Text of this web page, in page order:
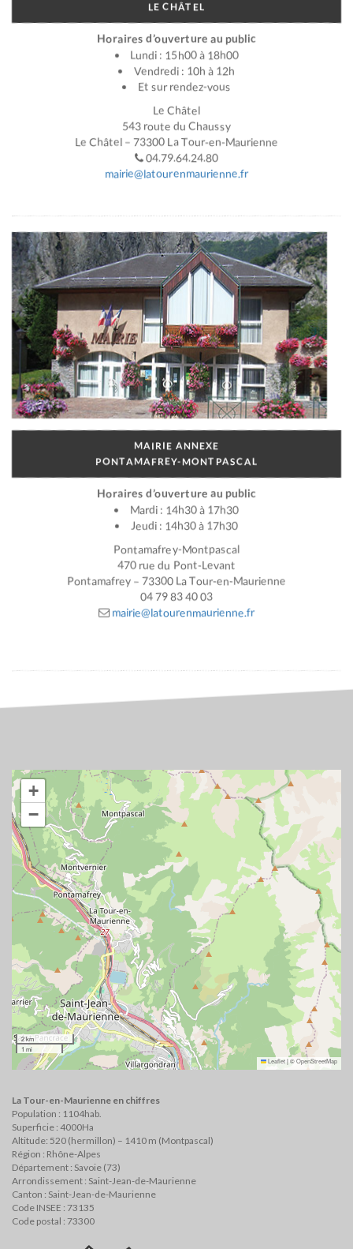
LE CHÂTEL
Horaires d’ouverture au public
Lundi : 15h00 à 18h00
Vendredi : 10h à 12h
Et sur rendez-vous
Le Châtel
543 route du Chaussy
Le Châtel – 73300 La Tour-en-Maurienne
04.79.64.24.80
mairie@latourenmaurienne.fr
MAIRIE ANNEXE
PONTAMAFREY-MONTPASCAL
Horaires d’ouverture au public
Mardi : 14h30 à 17h30
Jeudi : 14h30 à 17h30
Pontamafrey-Montpascal
470 rue du Pont-Levant
Pontamafrey – 73300 La Tour-en-Maurienne
04 79 83 40 03
mairie@latourenmaurienne.fr
+
−
2 km
1 mi
Leaflet|©OpenStreetMap
La Tour-en-Maurienne en chiffres
Population : 1104hab.
Superficie : 4000Ha
Altitude: 520 (hermillon) – 1410 m (Montpascal)
Région : Rhône-Alpes
Département : Savoie (73)
Arrondissement : Saint-Jean-de-Maurienne
Canton : Saint-Jean-de-Maurienne
Code INSEE : 73135
Code postal : 73300